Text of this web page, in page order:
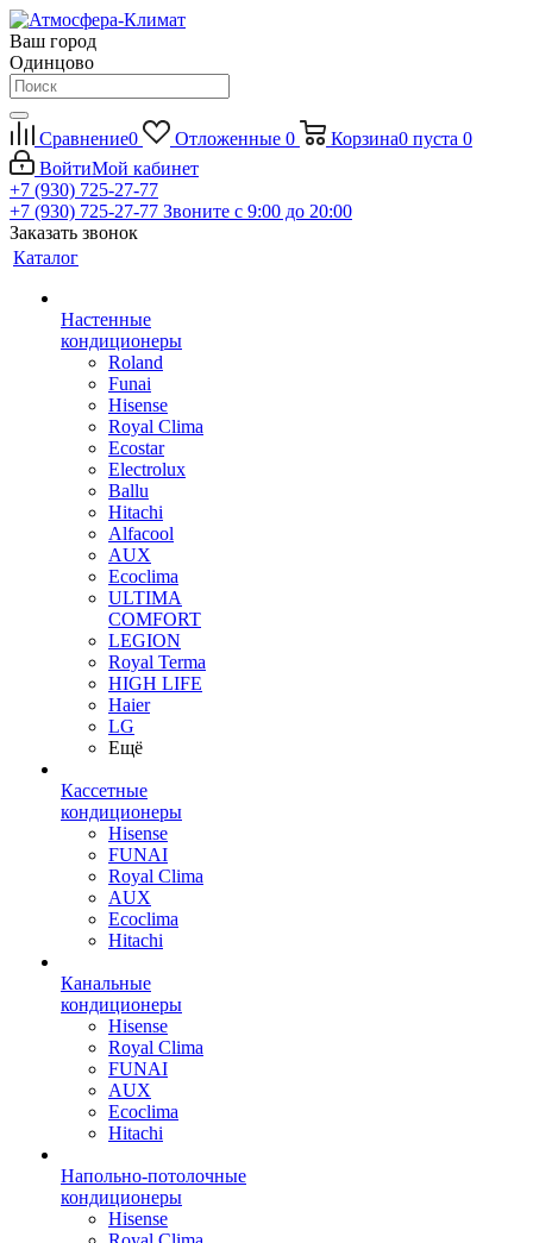
Ваш город
Одинцово
Сравнение0 Отложенные 0 Корзина0 пуста 0
ВойтиМой кабинет
+7 (930) 725-27-77
+7 (930) 725-27-77 Звоните с 9:00 до 20:00
Заказать звонок
Каталог
Настенные
кондиционеры
Roland
Funai
Hisense
Royal Clima
Ecostar
Electrolux
Ballu
Hitachi
Alfacool
AUX
Ecoclima
ULTIMA
COMFORT
LEGION
Royal Terma
HIGH LIFE
Haier
LG
Ещё
Кассетные
кондиционеры
Hisense
FUNAI
Royal Clima
AUX
Ecoclima
Hitachi
Канальные
кондиционеры
Hisense
Royal Clima
FUNAI
AUX
Ecoclima
Hitachi
Напольно-потолочные
кондиционеры
Hisense